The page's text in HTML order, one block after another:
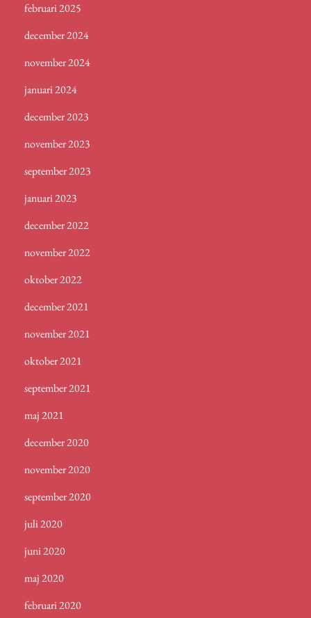
februari 2025
december 2024
november 2024
januari 2024
december 2023
november 2023
september 2023
januari 2023
december 2022
november 2022
oktober 2022
december 2021
november 2021
oktober 2021
september 2021
maj 2021
december 2020
november 2020
september 2020
juli 2020
juni 2020
maj 2020
februari 2020